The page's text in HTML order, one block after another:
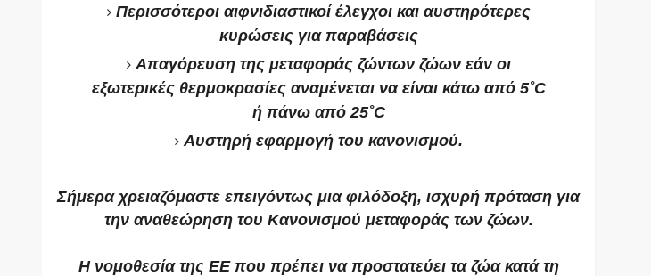
Περισσότεροι αιφνιδιαστικοί έλεγχοι και αυστηρότερες
κυρώσεις για παραβάσεις
Απαγόρευση της μεταφοράς ζώντων ζώων εάν οι
εξωτερικές θερμοκρασίες αναμένεται να είναι κάτω από 5˚C
ή πάνω από 25˚C
Αυστηρή εφαρμογή του κανονισμού.
Σήμερα χρειαζόμαστε επειγόντως μια φιλόδοξη, ισχυρή πρόταση για
την αναθεώρηση του Κανονισμού μεταφοράς των ζώων.
Η νομοθεσία της ΕΕ που πρέπει να προστατεύει τα ζώα κατά τη